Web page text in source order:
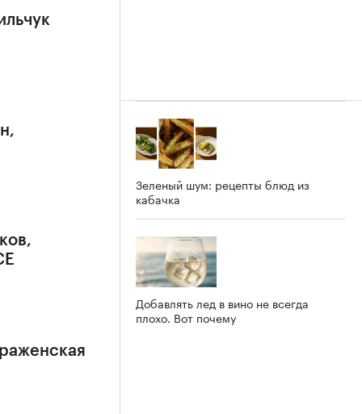
Зеленый шум: рецепты блюд из
кабачка
Добавлять лед в вино не всегда
плохо. Вот почему